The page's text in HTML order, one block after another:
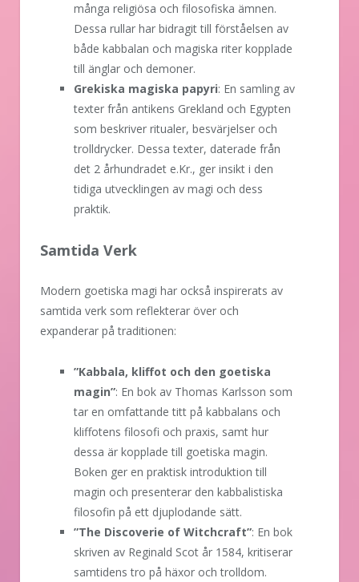
många religiösa och filosofiska ämnen.
Dessa rullar har bidragit till förståelsen av
både kabbalan och magiska riter kopplade
till änglar och demoner.
Grekiska magiska papyri: En samling av
texter från antikens Grekland och Egypten
som beskriver ritualer, besvärjelser och
trolldrycker. Dessa texter, daterade från
det 2 århundradet e.Kr., ger insikt i den
tidiga utvecklingen av magi och dess
praktik.
Samtida Verk
Modern goetiska magi har också inspirerats av
samtida verk som reflekterar över och
expanderar på traditionen:
”Kabbala, kliffot och den goetiska
magin”: En bok av Thomas Karlsson som
tar en omfattande titt på kabbalans och
kliffotens filosofi och praxis, samt hur
dessa är kopplade till goetiska magin.
Boken ger en praktisk introduktion till
magin och presenterar den kabbalistiska
filosofin på ett djuplodande sätt.
”The Discoverie of Witchcraft”: En bok
skriven av Reginald Scot år 1584, kritiserar
samtidens tro på häxor och trolldom.